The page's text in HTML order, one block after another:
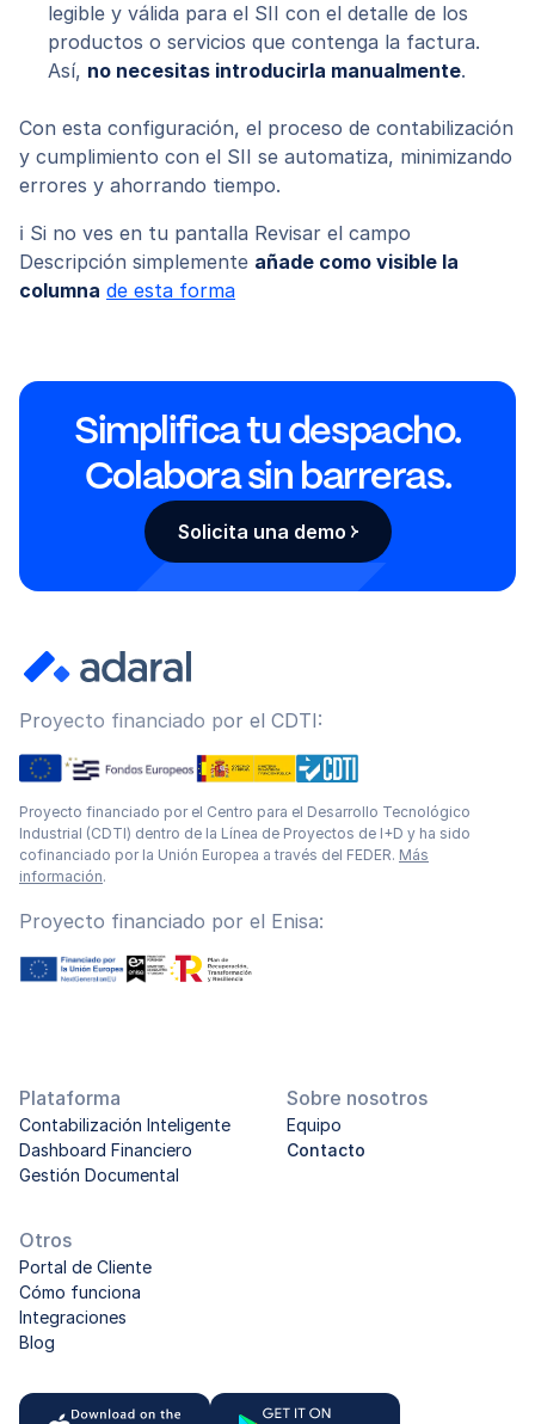
legible y válida para el SII con el detalle de los
productos o servicios que contenga la factura.
Así, no necesitas introducirla manualmente.
Con esta configuración, el proceso de contabilización
y cumplimiento con el SII se automatiza, minimizando
errores y ahorrando tiempo.
ℹ️ Si no ves en tu pantalla Revisar el campo
Descripción simplemente añade como visible la
columna de esta forma
Simplifica tu despacho.
Colabora sin barreras.
Solicita una demo
Proyecto financiado por el CDTI:
Proyecto financiado por el Centro para el Desarrollo Tecnológico
Industrial (CDTI) dentro de la Línea de Proyectos de I+D y ha sido
cofinanciado por la Unión Europea a través del FEDER. Más
información.
Proyecto financiado por el Enisa:
Plataforma
Contabilización Inteligente
Dashboard Financiero
Gestión Documental
Sobre nosotros
Equipo
Contacto
Otros
Portal de Cliente
Cómo funciona
Integraciones
Blog